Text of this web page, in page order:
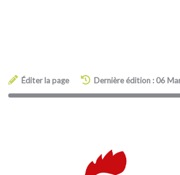
Éditer la page Dernière édition : 06